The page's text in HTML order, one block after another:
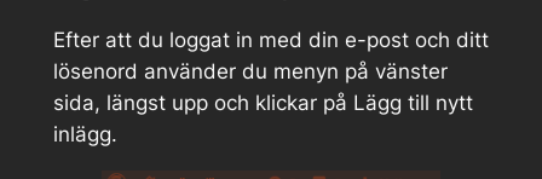
Efter att du loggat in med din e-post och ditt
lösenord använder du menyn på vänster
sida, längst upp och klickar på Lägg till nytt
inlägg.